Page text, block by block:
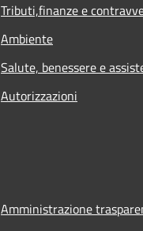
Tributi,finanze e
Ambiente
Salute, benessere e
Autorizzazioni
Amministrazione